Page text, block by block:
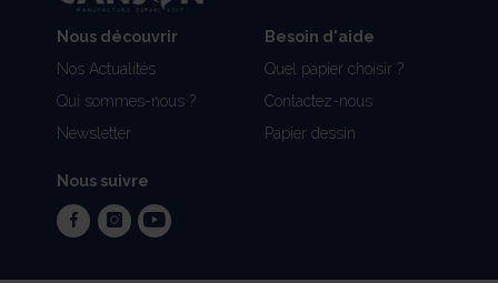
Nous découvrir
Nos Actualités
Qui sommes-nous ?
Newsletter
Besoin d'aide
Quel papier choisir ?
Contactez-nous
Papier dessin
Nous suivre
facebookinstagram
youtube